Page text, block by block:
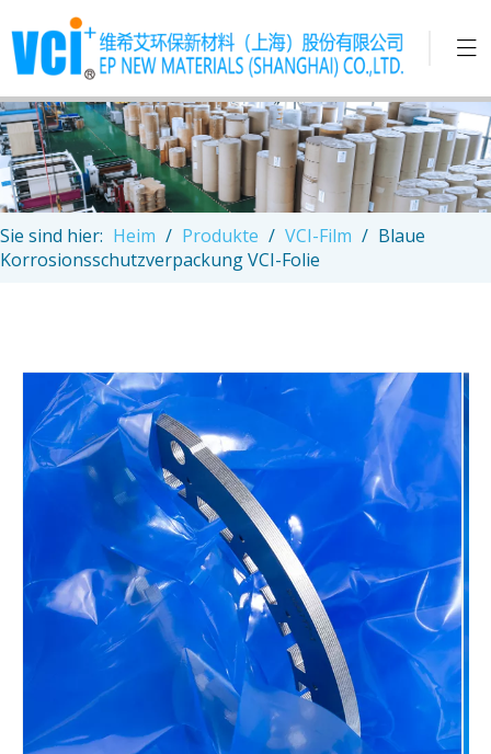
Sie sind hier: Heim / Produkte / VCI-Film / Blaue
Korrosionsschutzverpackung VCI-Folie